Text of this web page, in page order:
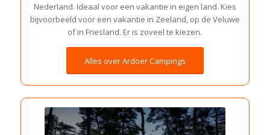
Nederland. Ideaal voor een vakantie in eigen land. Kies
bijvoorbeeld voor een vakantie in Zeeland, op de Veluwe
of in Friesland. Er is zoveel te kiezen.
Alles over Ardoer Campings